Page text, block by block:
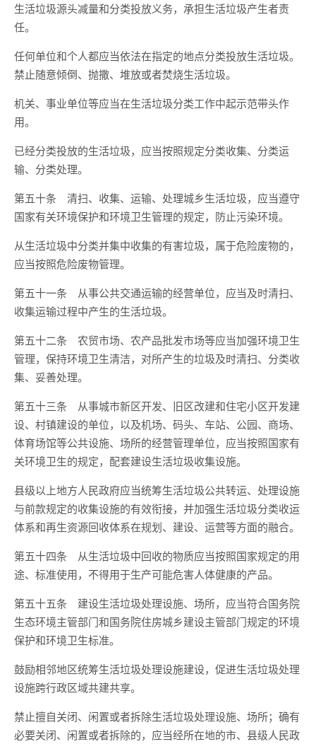
生活垃圾源头减量和分类投放义务，承担生活垃圾产生者责
任。
任何单位和个人都应当依法在指定的地点分类投放生活垃圾。
禁止随意倾倒、抛撒、堆放或者焚烧生活垃圾。
机关、事业单位等应当在生活垃圾分类工作中起示范带头作
用。
已经分类投放的生活垃圾，应当按照规定分类收集、分类运
输、分类处理。
第五十条 清扫、收集、运输、处理城乡生活垃圾，应当遵守
国家有关环境保护和环境卫生管理的规定，防止污染环境。
从生活垃圾中分类并集中收集的有害垃圾，属于危险废物的，
应当按照危险废物管理。
第五十一条 从事公共交通运输的经营单位，应当及时清扫、
收集运输过程中产生的生活垃圾。
第五十二条 农贸市场、农产品批发市场等应当加强环境卫生
管理，保持环境卫生清洁，对所产生的垃圾及时清扫、分类收
集、妥善处理。
第五十三条 从事城市新区开发、旧区改建和住宅小区开发建
设、村镇建设的单位，以及机场、码头、车站、公园、商场、
体育场馆等公共设施、场所的经营管理单位，应当按照国家有
关环境卫生的规定，配套建设生活垃圾收集设施。
县级以上地方人民政府应当统筹生活垃圾公共转运、处理设施
与前款规定的收集设施的有效衔接，并加强生活垃圾分类收运
体系和再生资源回收体系在规划、建设、运营等方面的融合。
第五十四条 从生活垃圾中回收的物质应当按照国家规定的用
途、标准使用，不得用于生产可能危害人体健康的产品。
第五十五条 建设生活垃圾处理设施、场所，应当符合国务院
生态环境主管部门和国务院住房城乡建设主管部门规定的环境
保护和环境卫生标准。
鼓励相邻地区统筹生活垃圾处理设施建设，促进生活垃圾处理
设施跨行政区域共建共享。
禁止擅自关闭、闲置或者拆除生活垃圾处理设施、场所；确有
必要关闭、闲置或者拆除的，应当经所在地的市、县级人民政